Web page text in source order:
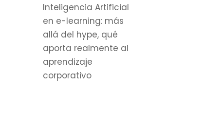
Inteligencia Artificial
en e-learning: más
allá del hype, qué
aporta realmente al
aprendizaje
corporativo